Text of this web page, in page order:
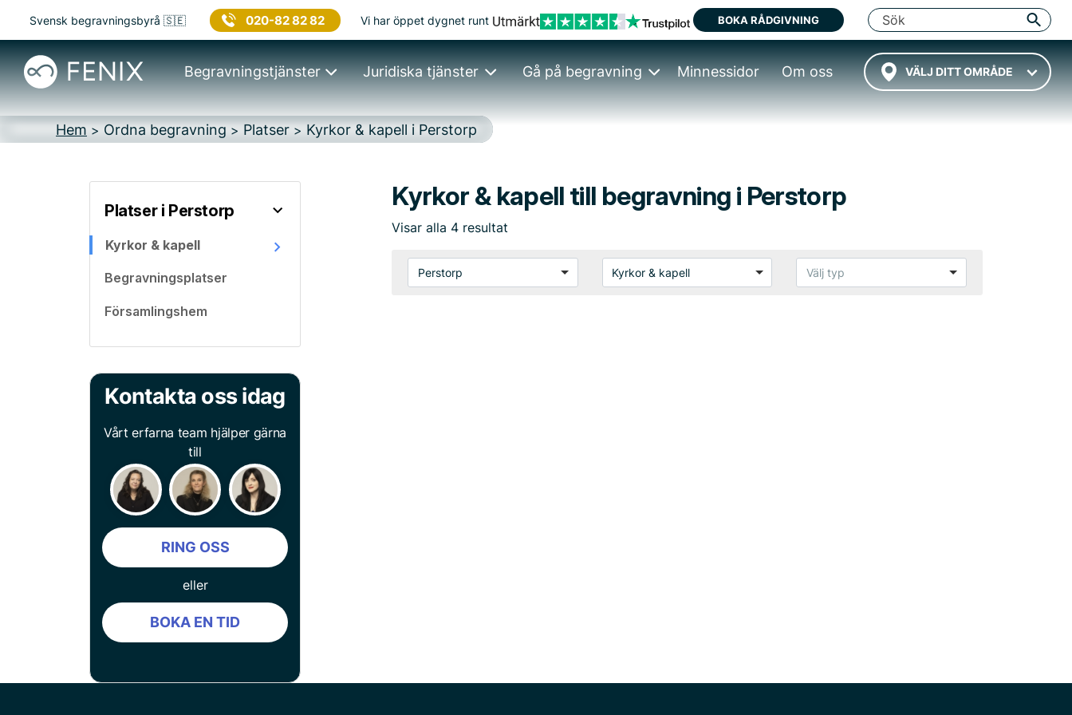
Svensk begravningsbyrå 🇸🇪 020-82 82 82 Vi har öppet dygnet runt BOKA RÅDGIVNING
VÄLJ DITT OMRÅDE
Begravningstjänster Juridiska tjänster Gå på begravning Minnessidor Om oss
Hem > Ordna begravning > Platser > Kyrkor & kapell i Perstorp
Platser i Perstorp
Kyrkor & kapell
Begravningsplatser
Församlingshem
Kontakta oss idag
Vårt erfarna team hjälper gärna
till
RING OSS
eller
BOKA EN TID
Kyrkor & kapell till begravning i Perstorp
Visar alla 4 resultat
Perstorp Kyrkor & kapell Välj typ